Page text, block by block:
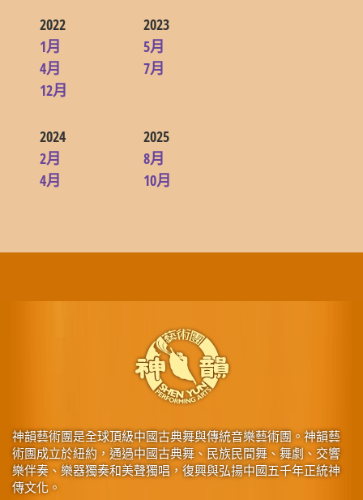
2022
1月
4月
12月
2023
5月
7月
2024
2月
4月
2025
8月
10月
神韻藝術團是全球頂級中國古典舞與傳統音樂藝術團。神韻藝
術團成立於紐約，通過中國古典舞、民族民間舞、舞劇、交響
樂伴奏、樂器獨奏和美聲獨唱，復興與弘揚中國五千年正統神
傳文化。